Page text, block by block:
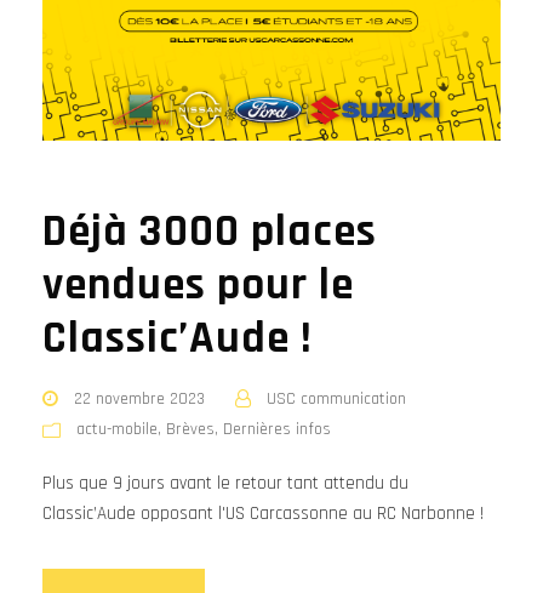
Déjà 3000 places
vendues pour le
Classic’Aude !
22 novembre 2023
USC communication
actu-mobile, Brèves, Dernières infos
Plus que 9 jours avant le retour tant attendu du
Classic’Aude opposant l'US Carcassonne au RC Narbonne !